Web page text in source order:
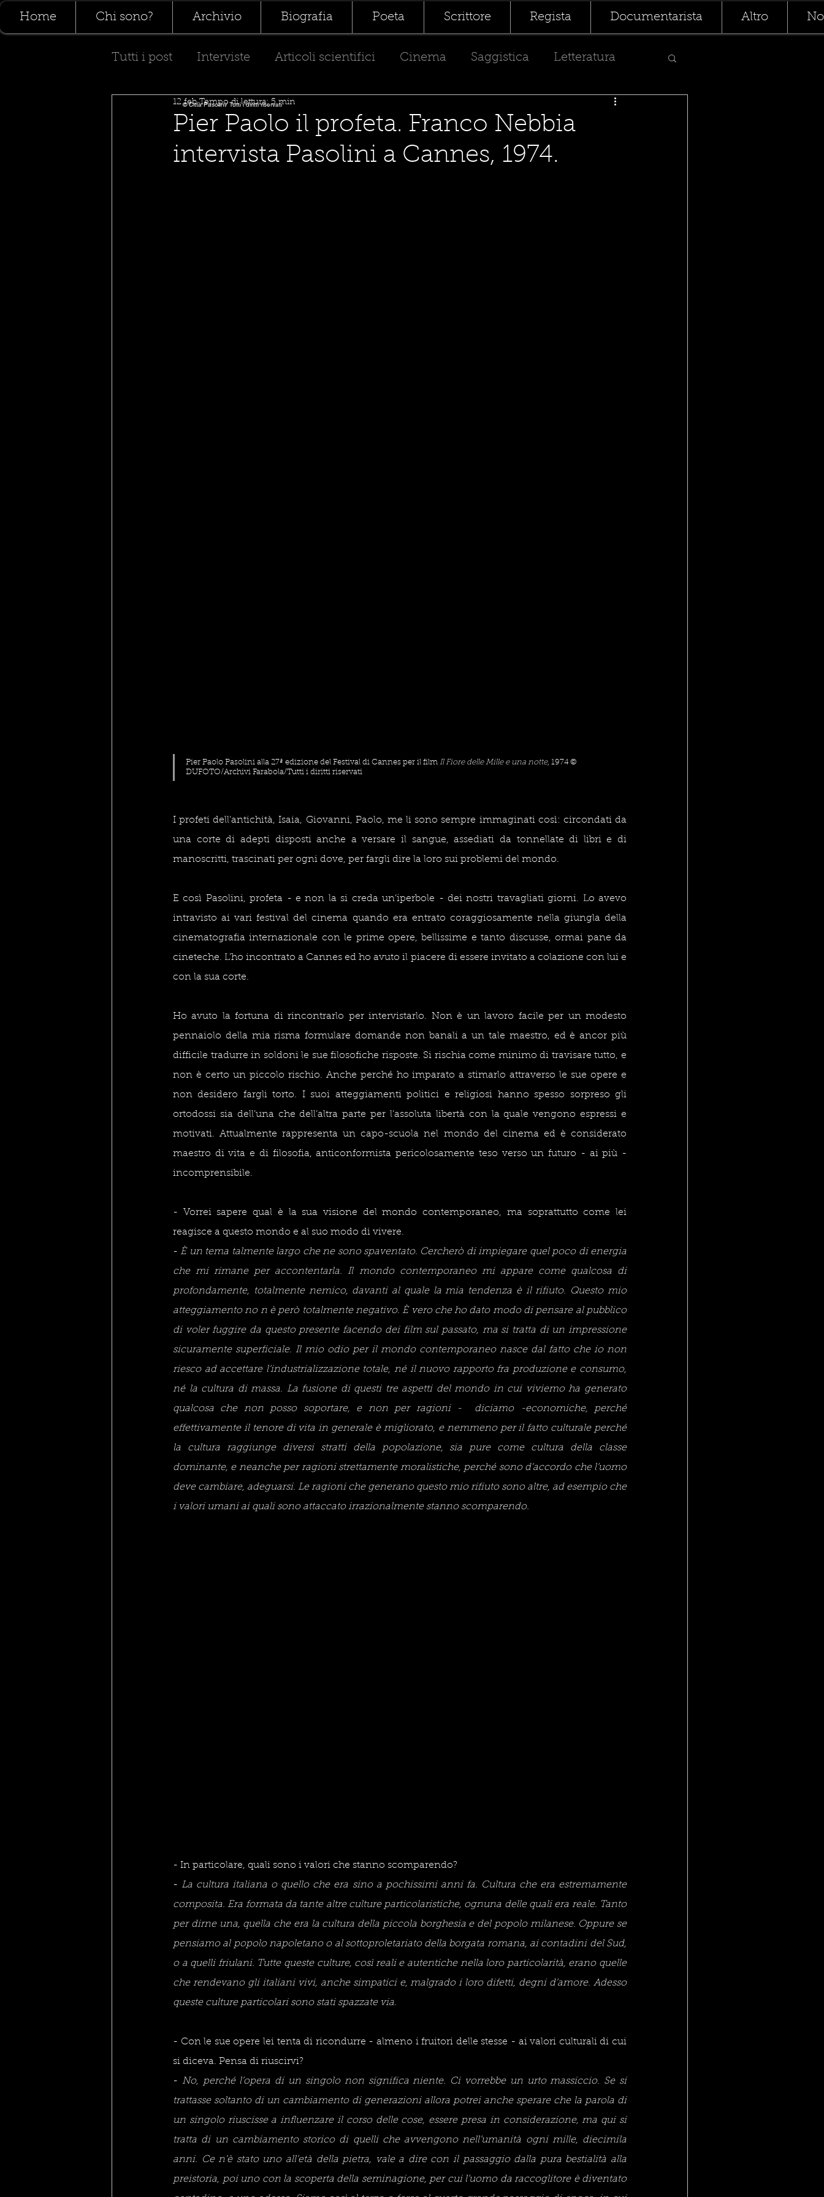
Home Chi sono? Archivio Biografia Poeta Scrittore Regista Documentarista Altro
Tutti i post Interviste Articoli scientifici Cinema Saggistica Letteratura
Poesia Teatro
Pier Paolo il profeta. Franco Nebbia
intervista Pasolini a Cannes, 1974.
12 feb Tempo di lettura: 5 min
Pier Paolo Pasolini alla 27ª edizione del Festival di Cannes per il film Il Fiore delle Mille e una notte, 1974 ©
DUFOTO/Archivi Farabola/Tutti i diritti riservati
I profeti dell’antichità, Isaia, Giovanni, Paolo, me li sono sempre immaginati così: circondati da
una corte di adepti disposti anche a versare il sangue, assediati da tonnellate di libri e di
manoscritti, trascinati per ogni dove, per fargli dire la loro sui problemi del mondo.
E così Pasolini, profeta - e non la si creda un’iperbole - dei nostri travagliati giorni. Lo avevo
intravisto ai vari festival del cinema quando era entrato coraggiosamente nella giungla della
cinematografia internazionale con le prime opere, bellissime e tanto discusse, ormai pane da
cineteche. L’ho incontrato a Cannes ed ho avuto il piacere di essere invitato a colazione con lui e
con la sua corte.
Ho avuto la fortuna di rincontrarlo per intervistarlo. Non è un lavoro facile per un modesto
pennaiolo della mia risma formulare domande non banali a un tale maestro, ed è ancor più
difficile tradurre in soldoni le sue filosofiche risposte. Si rischia come minimo di travisare tutto, e
non è certo un piccolo rischio. Anche perché ho imparato a stimarlo attraverso le sue opere e
non desidero fargli torto. I suoi atteggiamenti politici e religiosi hanno spesso sorpreso gli
ortodossi sia dell’una che dell’altra parte per l’assoluta libertà con la quale vengono espressi e
motivati. Attualmente rappresenta un capo-scuola nel mondo del cinema ed è considerato
maestro di vita e di filosofia, anticonformista pericolosamente teso verso un futuro - ai più -
incomprensibile.
- Vorrei sapere qual è la sua visione del mondo contemporaneo, ma soprattutto come lei
reagisce a questo mondo e al suo modo di vivere.
- È un tema talmente largo che ne sono spaventato. Cercherò di impiegare quel poco di energia
che mi rimane per accontentarla. Il mondo contemporaneo mi appare come qualcosa di
profondamente, totalmente nemico, davanti al quale la mia tendenza è il rifiuto. Questo mio
atteggiamento no n è però totalmente negativo. È vero che ho dato modo di pensare al pubblico
di voler fuggire da questo presente facendo dei film sul passato, ma si tratta di un impressione
sicuramente superficiale. Il mio odio per il mondo contemporaneo nasce dal fatto che io non
riesco ad accettare l’industrializzazione totale, né il nuovo rapporto fra produzione e consumo,
né la cultura di massa. La fusione di questi tre aspetti del mondo in cui viviemo ha generato
qualcosa che non posso soportare, e non per ragioni -  diciamo -economiche, perché
effettivamente il tenore di vita in generale è migliorato, e nemmeno per il fatto culturale perché
la cultura raggiunge diversi stratti della popolazione, sia pure come cultura della classe
dominante, e neanche per ragioni strettamente moralistiche, perché sono d’accordo che l’uomo
deve cambiare, adeguarsi. Le ragioni che generano questo mio rifiuto sono altre, ad esempio che
i valori umani ai quali sono attaccato irrazionalmente stanno scomparendo.
- In particolare, quali sono i valori che stanno scomparendo?
- La cultura italiana o quello che era sino a pochissimi anni fa. Cultura che era estremamente
composita. Era formata da tante altre culture particolaristiche, ognuna delle quali era reale. Tanto
per dirne una, quella che era la cultura della piccola borghesia e del popolo milanese. Oppure se
pensiamo al popolo napoletano o al sottoproletariato della borgata romana, ai contadini del Sud,
o a quelli friulani. Tutte queste culture, così reali e autentiche nella loro particolarità, erano quelle
che rendevano gli italiani vivi, anche simpatici e, malgrado i loro difetti, degni d’amore. Adesso
queste culture particolari sono stati spazzate via.
- Con le sue opere lei tenta di ricondurre - almeno i fruitori delle stesse - ai valori culturali di cui
si diceva. Pensa di riuscirvi?
- No, perché l’opera di un singolo non significa niente. Ci vorrebbe un urto massiccio. Se si
trattasse soltanto di un cambiamento di generazioni allora potrei anche sperare che la parola di
un singolo riuscisse a influenzare il corso delle cose, essere presa in considerazione, ma qui si
tratta di un cambiamento storico di quelli che avvengono nell’umanità ogni mille, diecimila
anni. Ce n’è stato uno all’età della pietra, vale a dire con il passaggio dalla pura bestialità alla
preistoria, poi uno con la scoperta della seminagione, per cui l’uomo da raccoglitore è diventato
© Città Pasolini/ Tutti i diritti riservati